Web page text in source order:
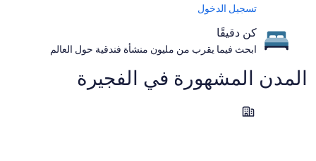
تسجيل الدخول
كن دقيقًا
ابحث فيما يقرب من مليون منشأة فندقية حول العالم
المدن المشهورة في ⁦الفجيرة⁩